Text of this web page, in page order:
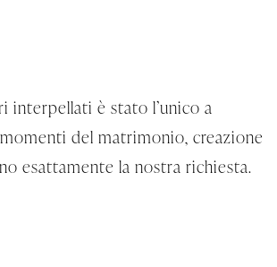
è stato l’unico a
del matrimonio, creazione
esattamente la nostra richiesta.